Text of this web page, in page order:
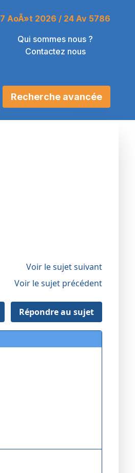
7 AoÃ»t 2026 / 24 Av 5786
Qui sommes nous ?
Contactez nous
Recherche avancée
Voir le sujet suivant
Voir le sujet précédent
Répondre au sujet